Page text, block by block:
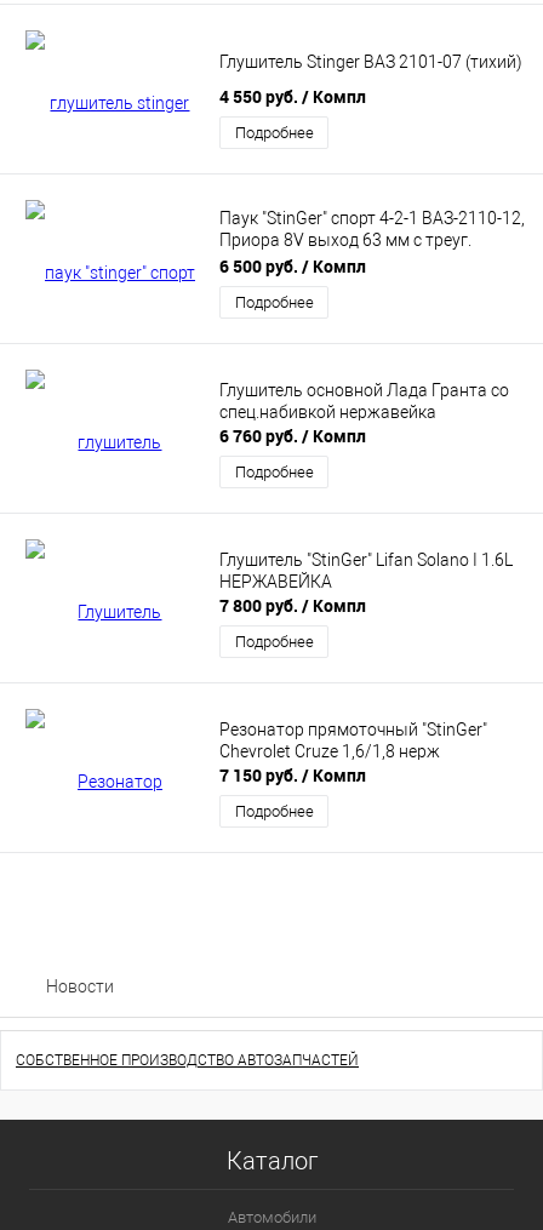
Глушитель Stinger ВАЗ 2101-07 (тихий)
4 550 руб. / Компл
Подробнее
Паук "StinGer" спорт 4-2-1 ВАЗ-2110-12,
Приора 8V выход 63 мм с треуг.
фланцем нержавейка
6 500 руб. / Компл
Подробнее
Глушитель основной Лада Гранта со
спец.набивкой нержавейка
6 760 руб. / Компл
Подробнее
Глушитель "StinGer" Lifan Solano I 1.6L
НЕРЖАВЕЙКА
7 800 руб. / Компл
Подробнее
Резонатор прямоточный "StinGer"
Chevrolet Cruze 1,6/1,8 нерж
7 150 руб. / Компл
Подробнее
Новости
СОБСТВЕННОЕ ПРОИЗВОДСТВО АВТОЗАПЧАСТЕЙ
Каталог
Автомобили